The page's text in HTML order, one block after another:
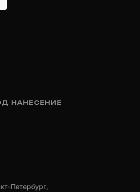
НАНЕСЕНИЕ
Петербург,